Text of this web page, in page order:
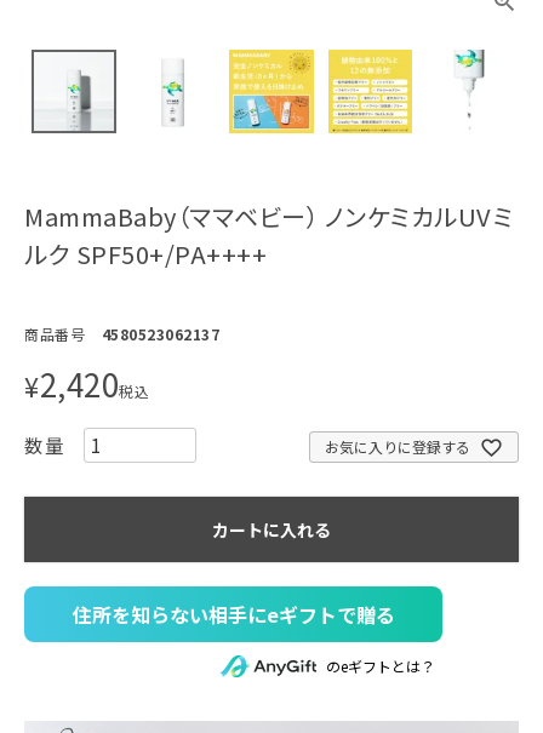
MammaBaby（ママベビー） ノンケミカルUVミ
ルク SPF50+/PA++++
商品番号 4580523062137
¥2,420税込
お気に入りに登録する
カートに入れる
住所を知らない相手にeギフトで贈る
のeギフトとは？